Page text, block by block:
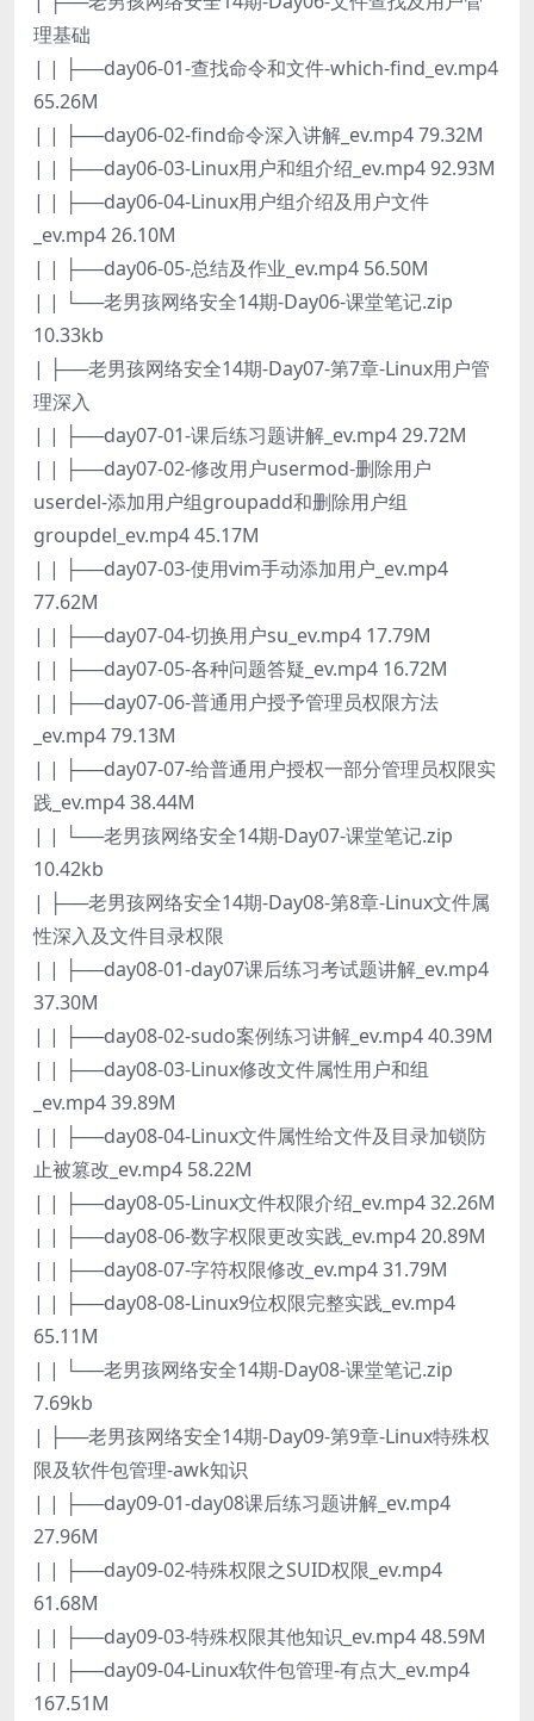
理基础
| | ├──day06-01-查找命令和文件-which-find_ev.mp4
65.26M
| | ├──day06-02-find命令深入讲解_ev.mp4 79.32M
| | ├──day06-03-Linux用户和组介绍_ev.mp4 92.93M
| | ├──day06-04-Linux用户组介绍及用户文件
_ev.mp4 26.10M
| | ├──day06-05-总结及作业_ev.mp4 56.50M
| | └──老男孩网络安全14期-Day06-课堂笔记.zip
10.33kb
| ├──老男孩网络安全14期-Day07-第7章-Linux用户管
理深入
| | ├──day07-01-课后练习题讲解_ev.mp4 29.72M
| | ├──day07-02-修改用户usermod-删除用户
userdel-添加用户组groupadd和删除用户组
groupdel_ev.mp4 45.17M
| | ├──day07-03-使用vim手动添加用户_ev.mp4
77.62M
| | ├──day07-04-切换用户su_ev.mp4 17.79M
| | ├──day07-05-各种问题答疑_ev.mp4 16.72M
| | ├──day07-06-普通用户授予管理员权限方法
_ev.mp4 79.13M
| | ├──day07-07-给普通用户授权一部分管理员权限实
践_ev.mp4 38.44M
| | └──老男孩网络安全14期-Day07-课堂笔记.zip
10.42kb
| ├──老男孩网络安全14期-Day08-第8章-Linux文件属
性深入及文件目录权限
| | ├──day08-01-day07课后练习考试题讲解_ev.mp4
37.30M
| | ├──day08-02-sudo案例练习讲解_ev.mp4 40.39M
| | ├──day08-03-Linux修改文件属性用户和组
_ev.mp4 39.89M
| | ├──day08-04-Linux文件属性给文件及目录加锁防
止被篡改_ev.mp4 58.22M
| | ├──day08-05-Linux文件权限介绍_ev.mp4 32.26M
| | ├──day08-06-数字权限更改实践_ev.mp4 20.89M
| | ├──day08-07-字符权限修改_ev.mp4 31.79M
| | ├──day08-08-Linux9位权限完整实践_ev.mp4
65.11M
| | └──老男孩网络安全14期-Day08-课堂笔记.zip
7.69kb
| ├──老男孩网络安全14期-Day09-第9章-Linux特殊权
限及软件包管理-awk知识
| | ├──day09-01-day08课后练习题讲解_ev.mp4
27.96M
| | ├──day09-02-特殊权限之SUID权限_ev.mp4
61.68M
| | ├──day09-03-特殊权限其他知识_ev.mp4 48.59M
| | ├──day09-04-Linux软件包管理-有点大_ev.mp4
167.51M